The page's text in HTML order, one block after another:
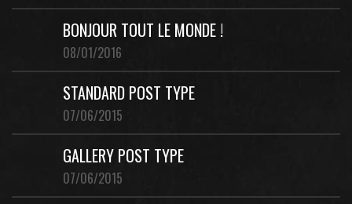
BONJOUR TOUT LE MONDE !
08/01/2016
STANDARD POST TYPE
07/06/2015
GALLERY POST TYPE
07/06/2015